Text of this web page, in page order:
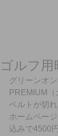
ゴルフ
グリーンオ
PREMIUM
ベルトが切
ホームペー
込みで4500